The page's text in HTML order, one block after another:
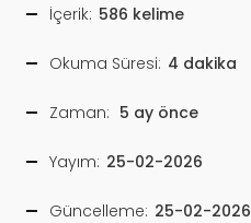
İçerik: 586 kelime
Okuma Süresi: 4 dakika
Zaman: 5 ay önce
Yayım: 25-02-2026
Güncelleme: 25-02-2026